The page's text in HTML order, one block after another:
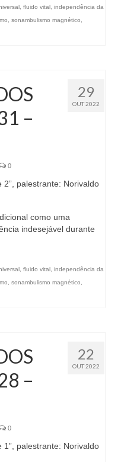
, fluido vital, independência da
sonambulismo magnético
29
OUT 2022
–
0
2”, palestrante: Norivaldo
como uma
indesejável durante
, fluido vital, independência da
sonambulismo magnético
22
OUT 2022
–
0
1”, palestrante: Norivaldo